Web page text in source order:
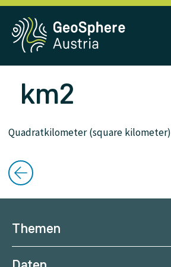
km2
Quadratkilometer (square kilometer)
Themen